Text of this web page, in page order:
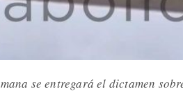
se entregará el dictamen